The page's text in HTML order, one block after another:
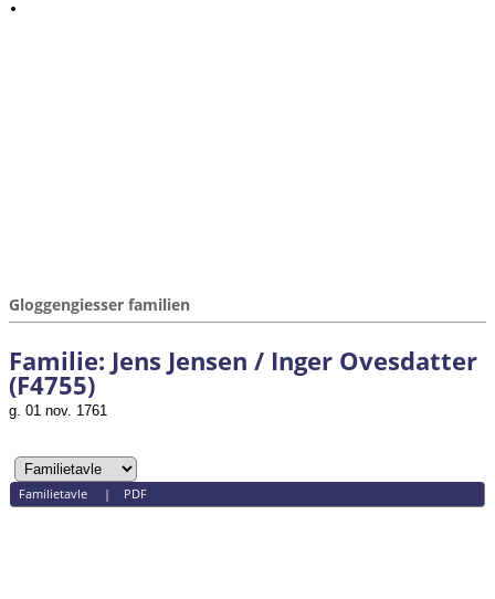
Gloggengiesser familien
Familie: Jens Jensen / Inger Ovesdatter
(F4755)
g. 01 nov. 1761
Familietavle | PDF